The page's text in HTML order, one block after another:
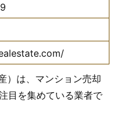
）は、マンション売却
目を集めている業者で